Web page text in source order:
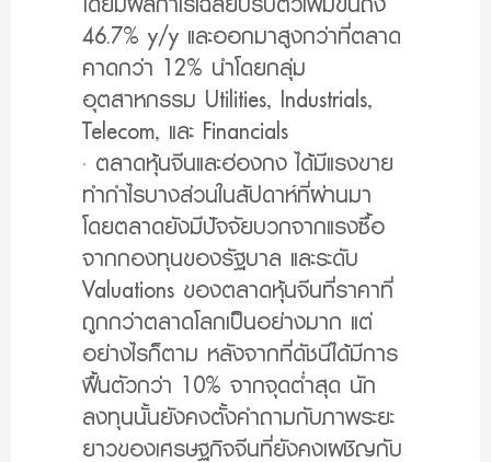
46.7% y/y และออกมาสูงกว่าที่ตลาด
คาดกว่า 12% นำโดยกลุ่ม
อุตสาหกรรม Utilities, Industrials,
Telecom, และ Financials
· ตลาดหุ้นจีนและฮ่องกง ได้มีแรงขาย
ทำกำไรบางส่วนในสัปดาห์ที่ผ่านมา
โดยตลาดยังมีปัจจัยบวกจากแรงซื้อ
จากกองทุนของรัฐบาล และระดับ
Valuations ของตลาดหุ้นจีนที่ราคาที่
ถูกกว่าตลาดโลกเป็นอย่างมาก แต่
อย่างไรก็ตาม หลังจากที่ดัชนีได้มีการ
ฟื้นตัวกว่า 10% จากจุดต่ำสุด นัก
ลงทุนนั้นยังคงตั้งคำถามกับภาพระยะ
ยาวของเศรษฐกิจจีนที่ยังคงเผชิญกับ